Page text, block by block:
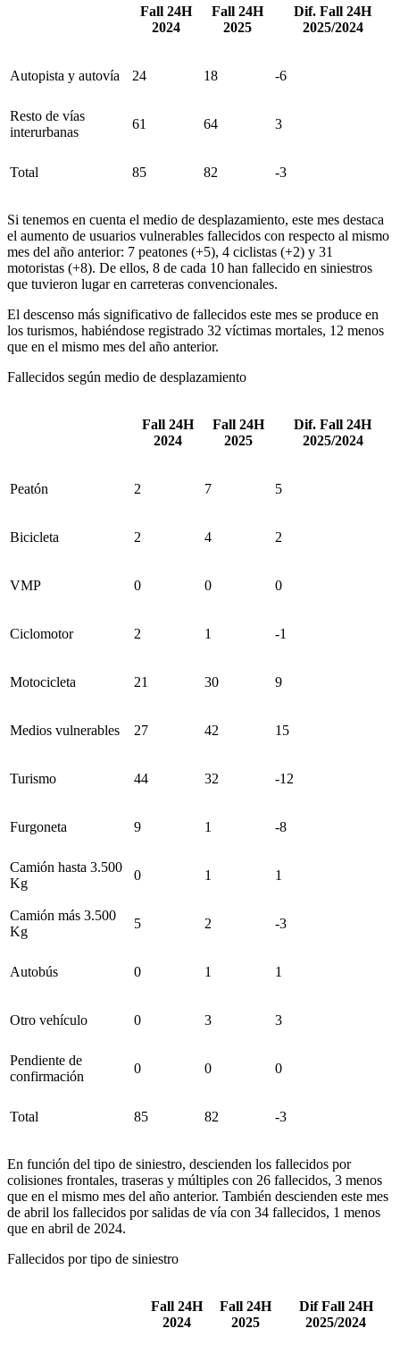
Fall 24H
2024
Fall 24H
2025
Dif. Fall 24H
2025/2024
Autopista y autovía 24 18 -6
Resto de vías
interurbanas
61 64 3
Total 85 82 -3
Si tenemos en cuenta el medio de desplazamiento, este mes destaca
el aumento de usuarios vulnerables fallecidos con respecto al mismo
mes del año anterior: 7 peatones (+5), 4 ciclistas (+2) y 31
motoristas (+8). De ellos, 8 de cada 10 han fallecido en siniestros
que tuvieron lugar en carreteras convencionales.
El descenso más significativo de fallecidos este mes se produce en
los turismos, habiéndose registrado 32 víctimas mortales, 12 menos
que en el mismo mes del año anterior.
Fallecidos según medio de desplazamiento
Fall 24H
2024
Fall 24H
2025
Dif. Fall 24H
2025/2024
Peatón 2 7 5
Bicicleta 2 4 2
VMP 0 0 0
Ciclomotor 2 1 -1
Motocicleta 21 30 9
Medios vulnerables 27 42 15
Turismo 44 32 -12
Furgoneta 9 1 -8
Camión hasta 3.500
Kg
0 1 1
Camión más 3.500
Kg
5 2 -3
Autobús 0 1 1
Otro vehículo 0 3 3
Pendiente de
confirmación
0 0 0
Total 85 82 -3
En función del tipo de siniestro, descienden los fallecidos por
colisiones frontales, traseras y múltiples con 26 fallecidos, 3 menos
que en el mismo mes del año anterior. También descienden este mes
de abril los fallecidos por salidas de vía con 34 fallecidos, 1 menos
que en abril de 2024.
Fallecidos por tipo de siniestro
Fall 24H
2024
Fall 24H
2025
Dif Fall 24H
2025/2024